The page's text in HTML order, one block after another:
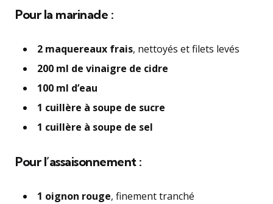
Pour la marinade :
2 maquereaux frais, nettoyés et filets levés
200 ml de vinaigre de cidre
100 ml d’eau
1 cuillère à soupe de sucre
1 cuillère à soupe de sel
Pour l’assaisonnement :
1 oignon rouge, finement tranché